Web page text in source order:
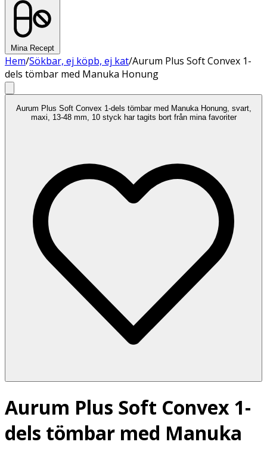
Mina Recept
Hem/Sökbar, ej köpb, ej kat/Aurum Plus Soft Convex 1-
dels tömbar med Manuka Honung
Aurum Plus Soft Convex 1-dels tömbar med Manuka Honung, svart,
maxi, 13-48 mm, 10 styck har tagits bort från mina favoriter
Aurum Plus Soft Convex 1-
dels tömbar med Manuka